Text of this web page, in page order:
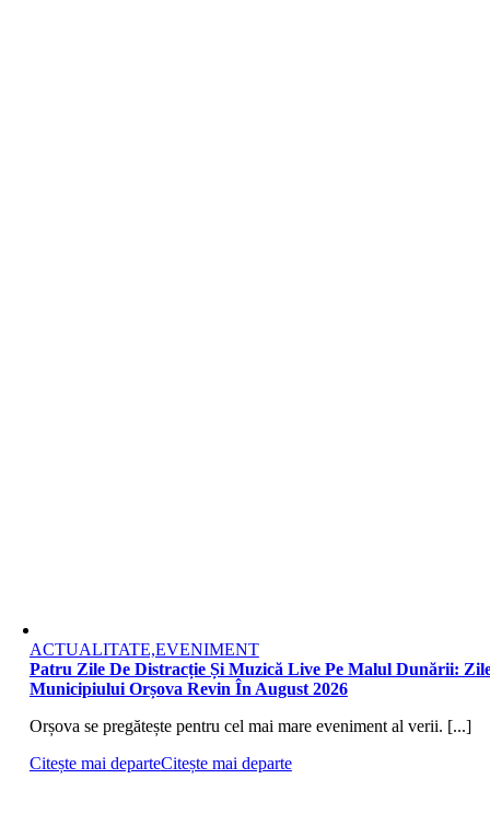
ACTUALITATE,EVENIMENT
Patru Zile De Distracție Și Muzică Live Pe Malul Dunării:
Municipiului Orșova Revin În August 2026
Orșova se pregătește pentru cel mai mare eveniment al verii. [...]
Citește mai departeCitește mai departe